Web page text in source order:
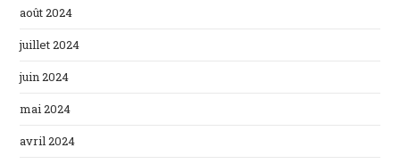
août 2024
juillet 2024
juin 2024
mai 2024
avril 2024